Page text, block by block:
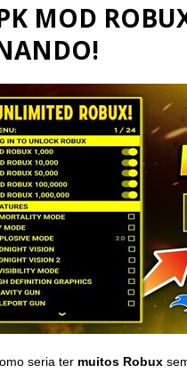
MOD
seria ter muitos Robux